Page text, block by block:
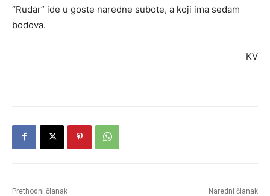
“Rudar” ide u goste naredne subote, a koji ima sedam
bodova.
KV
Prethodni članak Naredni članak